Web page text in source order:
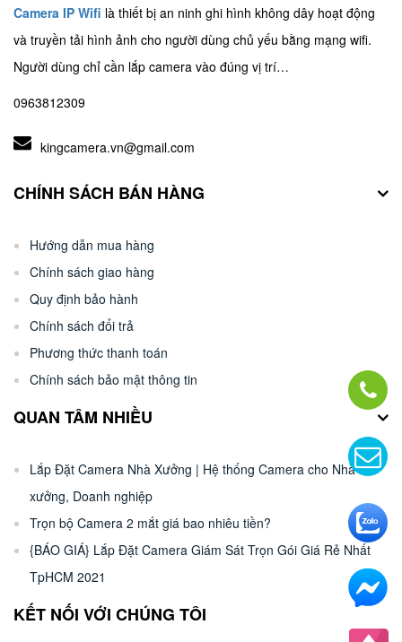
Camera IP Wifi là thiết bị an ninh ghi hình không dây hoạt động
và truyền tải hình ảnh cho người dùng chủ yếu bằng mạng wifi.
Người dùng chỉ cần lắp camera vào đúng vị trí…
0963812309
kingcamera.vn@gmail.com
CHÍNH SÁCH BÁN HÀNG
Hướng dẫn mua hàng
Chính sách giao hàng
Quy định bảo hành
Chính sách đổi trả
Phương thức thanh toán
Chính sách bảo mật thông tin
QUAN TÂM NHIỀU
Lắp Đặt Camera Nhà Xưởng | Hệ thống Camera cho Nhà
xưởng, Doanh nghiệp
Trọn bộ Camera 2 mắt giá bao nhiêu tiền?
{BÁO GIÁ} Lắp Đặt Camera Giám Sát Trọn Gói Giá Rẻ Nhất
TpHCM 2021
KẾT NỐI VỚI CHÚNG TÔI